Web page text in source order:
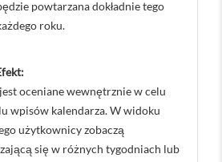
powtarzana dokładnie tego
roku.
oceniane wewnętrznie w celu
wpisów kalendarza. W widoku
użytkownicy zobaczą
się w różnych tygodniach lub